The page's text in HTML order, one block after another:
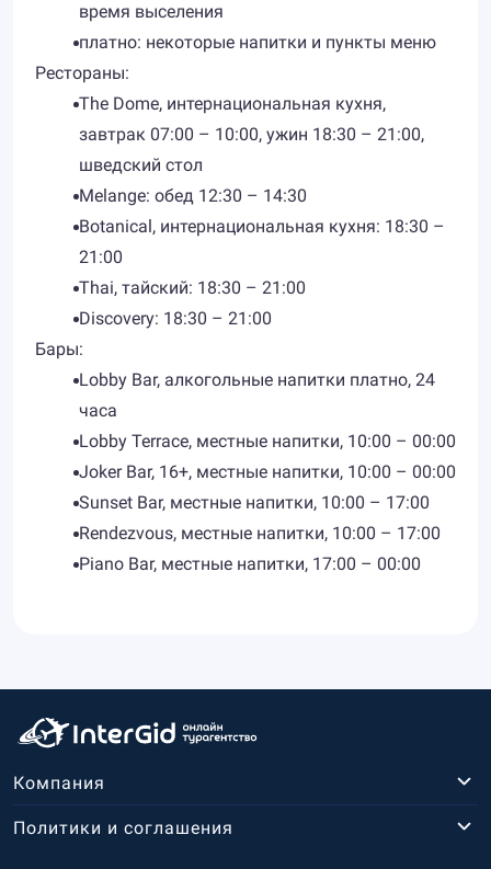
время выселения
платно: некоторые напитки и пункты меню
Рестораны:
The Dome, интернациональная кухня,
завтрак 07:00 – 10:00, ужин 18:30 – 21:00,
шведский стол
Melange: обед 12:30 – 14:30
Botanical, интернациональная кухня: 18:30 –
21:00
Thai, тайский: 18:30 – 21:00
Discovery: 18:30 – 21:00
Бары:
Lobby Bar, алкогольные напитки платно, 24
часа
Lobby Terrace, местные напитки, 10:00 – 00:00
Joker Bar, 16+, местные напитки, 10:00 – 00:00
Sunset Bar, местные напитки, 10:00 – 17:00
Rendezvous, местные напитки, 10:00 – 17:00
Piano Bar, местные напитки, 17:00 – 00:00
Компания
Политики и соглашения